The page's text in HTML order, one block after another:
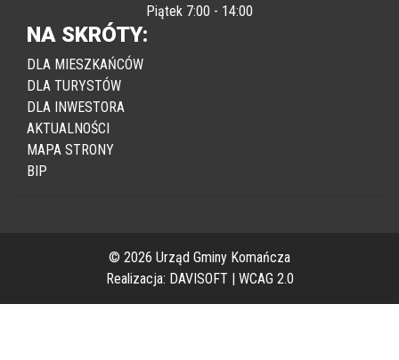
Piątek 7:00 - 14:00
NA SKRÓTY:
DLA MIESZKAŃCÓW
DLA TURYSTÓW
DLA INWESTORA
AKTUALNOŚCI
MAPA STRONY
BIP
© 2026 Urząd Gminy Komańcza
Realizacja: DAVISOFT WCAG 2.0